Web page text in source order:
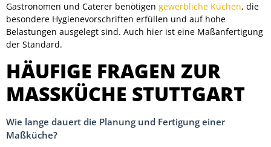
Gastronomen und Caterer benötigen gewerbliche Küchen, die
besondere Hygienevorschriften erfüllen und auf hohe
Belastungen ausgelegt sind. Auch hier ist eine Maßanfertigung
der Standard.
HÄUFIGE FRAGEN ZUR
MASSKÜCHE STUTTGART
Wie lange dauert die Planung und Fertigung einer
Maßküche?